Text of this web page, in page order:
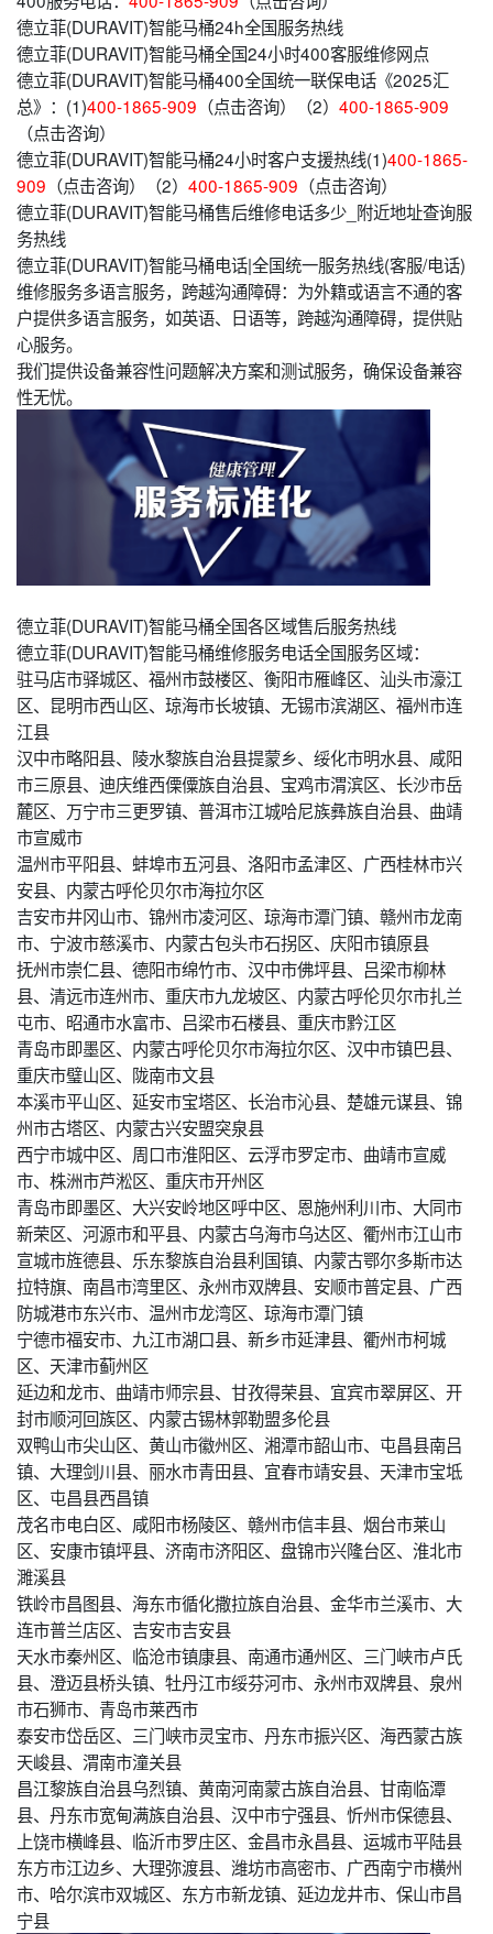
德立菲(DURAVIT)智能马桶24h全国服务热线
德立菲(DURAVIT)智能马桶全国24小时400客服维修网点
德立菲(DURAVIT)智能马桶400全国统一联保电话《2025汇
总》：(1)400-1865-909 （点击咨询）（2） 400-1865-909
（点击咨询）
德立菲(DURAVIT)智能马桶24小时客户支援热线(1)400-1865-
909 （点击咨询）（2） 400-1865-909 （点击咨询）
德立菲(DURAVIT)智能马桶售后维修电话多少_附近地址查询服
务热线
德立菲(DURAVIT)智能马桶电话|全国统一服务热线(客服/电话)
维修服务多语言服务，跨越沟通障碍：为外籍或语言不通的客
户提供多语言服务，如英语、日语等，跨越沟通障碍，提供贴
心服务。
我们提供设备兼容性问题解决方案和测试服务，确保设备兼容
性无忧。
德立菲(DURAVIT)智能马桶全国各区域售后服务热线
德立菲(DURAVIT)智能马桶维修服务电话全国服务区域：
驻马店市驿城区、福州市鼓楼区、衡阳市雁峰区、汕头市濠江
区、昆明市西山区、琼海市长坡镇、无锡市滨湖区、福州市连
江县
汉中市略阳县、陵水黎族自治县提蒙乡、绥化市明水县、咸阳
市三原县、迪庆维西傈僳族自治县、宝鸡市渭滨区、长沙市岳
麓区、万宁市三更罗镇、普洱市江城哈尼族彝族自治县、曲靖
市宣威市
温州市平阳县、蚌埠市五河县、洛阳市孟津区、广西桂林市兴
安县、内蒙古呼伦贝尔市海拉尔区
吉安市井冈山市、锦州市凌河区、琼海市潭门镇、赣州市龙南
市、宁波市慈溪市、内蒙古包头市石拐区、庆阳市镇原县
抚州市崇仁县、德阳市绵竹市、汉中市佛坪县、吕梁市柳林
县、清远市连州市、重庆市九龙坡区、内蒙古呼伦贝尔市扎兰
屯市、昭通市水富市、吕梁市石楼县、重庆市黔江区
青岛市即墨区、内蒙古呼伦贝尔市海拉尔区、汉中市镇巴县、
重庆市璧山区、陇南市文县
本溪市平山区、延安市宝塔区、长治市沁县、楚雄元谋县、锦
州市古塔区、内蒙古兴安盟突泉县
西宁市城中区、周口市淮阳区、云浮市罗定市、曲靖市宣威
市、株洲市芦淞区、重庆市开州区
青岛市即墨区、大兴安岭地区呼中区、恩施州利川市、大同市
新荣区、河源市和平县、内蒙古乌海市乌达区、衢州市江山市
宣城市旌德县、乐东黎族自治县利国镇、内蒙古鄂尔多斯市达
拉特旗、南昌市湾里区、永州市双牌县、安顺市普定县、广西
防城港市东兴市、温州市龙湾区、琼海市潭门镇
宁德市福安市、九江市湖口县、新乡市延津县、衢州市柯城
区、天津市蓟州区
延边和龙市、曲靖市师宗县、甘孜得荣县、宜宾市翠屏区、开
封市顺河回族区、内蒙古锡林郭勒盟多伦县
双鸭山市尖山区、黄山市徽州区、湘潭市韶山市、屯昌县南吕
镇、大理剑川县、丽水市青田县、宜春市靖安县、天津市宝坻
区、屯昌县西昌镇
茂名市电白区、咸阳市杨陵区、赣州市信丰县、烟台市莱山
区、安康市镇坪县、济南市济阳区、盘锦市兴隆台区、淮北市
濉溪县
铁岭市昌图县、海东市循化撒拉族自治县、金华市兰溪市、大
连市普兰店区、吉安市吉安县
天水市秦州区、临沧市镇康县、南通市通州区、三门峡市卢氏
县、澄迈县桥头镇、牡丹江市绥芬河市、永州市双牌县、泉州
市石狮市、青岛市莱西市
泰安市岱岳区、三门峡市灵宝市、丹东市振兴区、海西蒙古族
天峻县、渭南市潼关县
昌江黎族自治县乌烈镇、黄南河南蒙古族自治县、甘南临潭
县、丹东市宽甸满族自治县、汉中市宁强县、忻州市保德县、
上饶市横峰县、临沂市罗庄区、金昌市永昌县、运城市平陆县
东方市江边乡、大理弥渡县、潍坊市高密市、广西南宁市横州
市、哈尔滨市双城区、东方市新龙镇、延边龙井市、保山市昌
宁县